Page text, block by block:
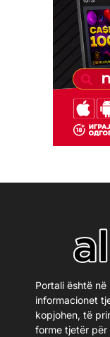
Portali është
informacionet
kopjohen, të
forme tjetër